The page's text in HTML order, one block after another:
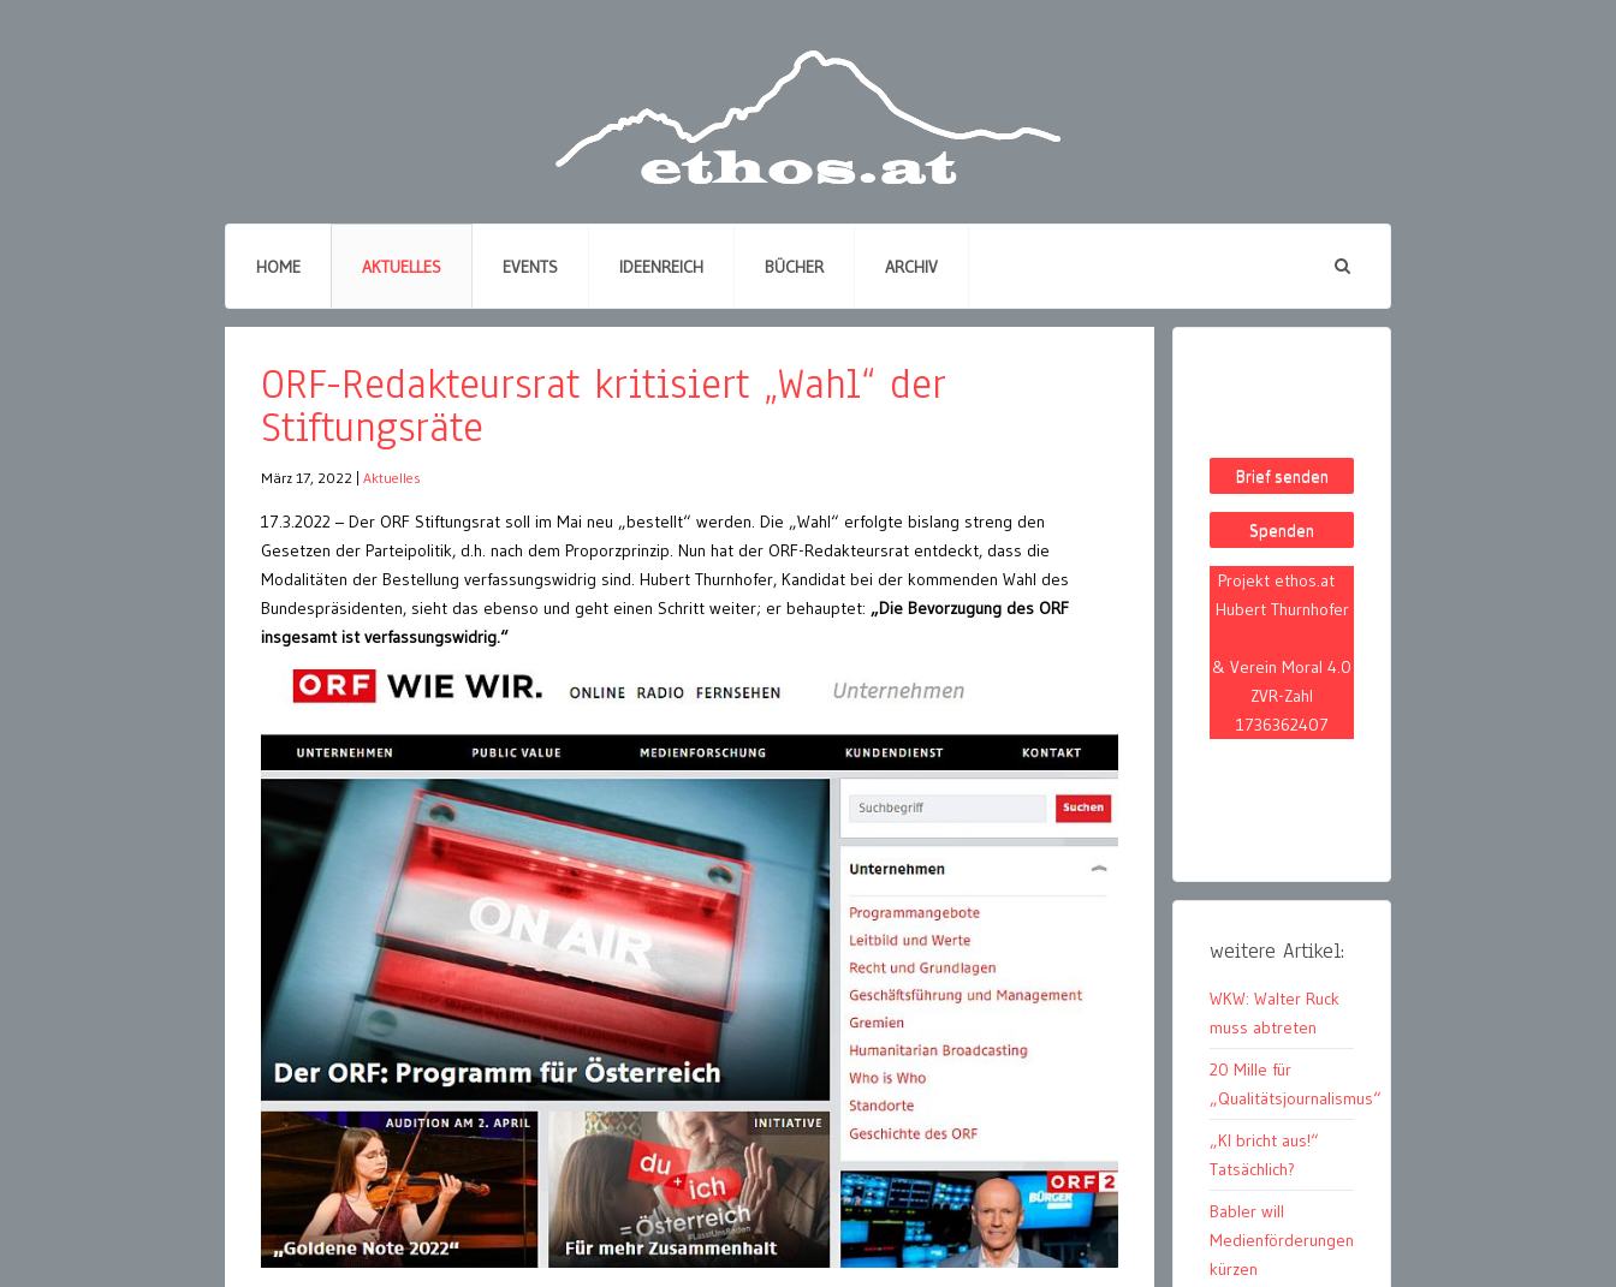
HOME AKTUELLES EVENTS IDEENREICH BÜCHER ARCHIV
ORF-Redakteursrat kritisiert „Wahl“ der
Stiftungsräte
März 17, 2022 Aktuelles
17.3.2022 – Der ORF Stiftungsrat soll im Mai neu „bestellt“ werden. Die „Wahl“ erfolgte bislang streng den
Gesetzen der Parteipolitik, d.h. nach dem Proporzprinzip. Nun hat der ORF-Redakteursrat entdeckt, dass die
Modalitäten der Bestellung verfassungswidrig sind. Hubert Thurnhofer, Kandidat bei der kommenden Wahl des
Bundespräsidenten, sieht das ebenso und geht einen Schritt weiter; er behauptet: „Die Bevorzugung des ORF
insgesamt ist verfassungswidrig.“
Brief senden
Spenden
Projekt ethos.at
Hubert Thurnhofer
& Verein Moral 4.0
ZVR-Zahl
1736362407
weitere Artikel:
WKW: Walter Ruck
muss abtreten
20 Mille für
„Qualitätsjournalismus“
„KI bricht aus!“
Tatsächlich?
Babler will
Medienförderungen
kürzen